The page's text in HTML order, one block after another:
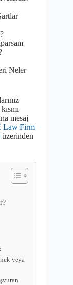
Neler
mesaj
Law Firm
üzerinden
veya